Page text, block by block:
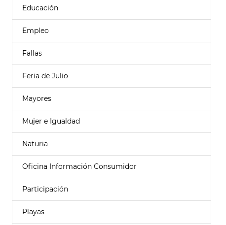
Educación
Empleo
Fallas
Feria de Julio
Mayores
Mujer e Igualdad
Naturia
Oficina Información Consumidor
Participación
Playas